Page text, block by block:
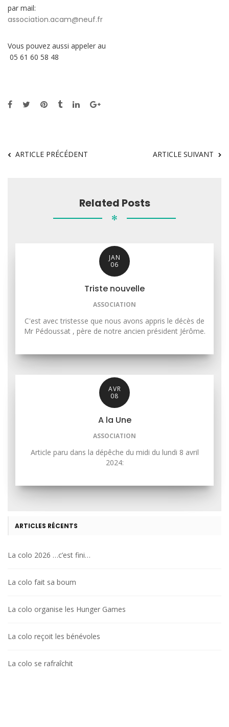
par mail:
association.acam@neuf.fr
Vous pouvez aussi appeler au
05 61 60 58 48
ARTICLE PRÉCÉDENT ARTICLE SUIVANT
Related Posts
✻
JAN
06
Triste nouvelle
ASSOCIATION
C'est avec tristesse que nous avons appris le décès de
Mr Pédoussat , père de notre ancien président Jérôme.
AVR
08
A la Une
ASSOCIATION
Article paru dans la dépêche du midi du lundi 8 avril
2024:
ARTICLES RÉCENTS
La colo 2026 …c’est fini…
La colo fait sa boum
La colo organise les Hunger Games
La colo reçoit les bénévoles
La colo se rafraîchit